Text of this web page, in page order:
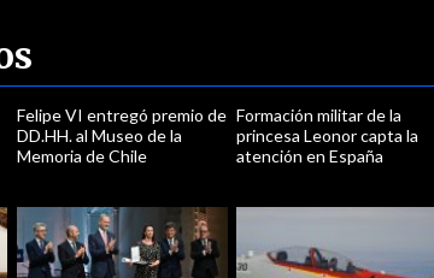
Felipe VI entregó premio de
DD.HH. al Museo de la
Memoria de Chile
Formación militar de la
princesa Leonor capta la
atención en España